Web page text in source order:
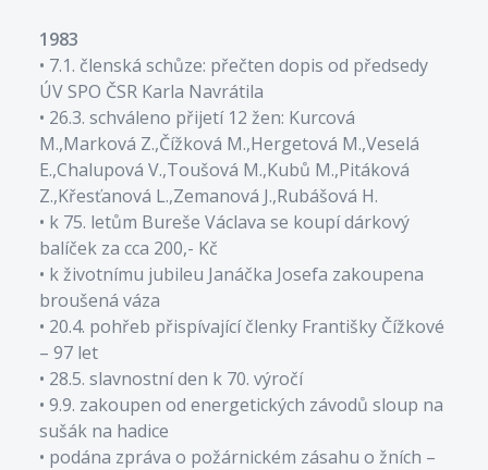
1983
• 7.1. členská schůze: přečten dopis od předsedy
ÚV SPO ČSR Karla Navrátila
• 26.3. schváleno přijetí 12 žen: Kurcová
M.,Marková Z.,Čížková M.,Hergetová M.,Veselá
E.,Chalupová V.,Toušová M.,Kubů M.,Pitáková
Z.,Křesťanová L.,Zemanová J.,Rubášová H.
• k 75. letům Bureše Václava se koupí dárkový
balíček za cca 200,- Kč
• k životnímu jubileu Janáčka Josefa zakoupena
broušená váza
• 20.4. pohřeb přispívající členky Františky Čížkové
– 97 let
• 28.5. slavnostní den k 70. výročí
• 9.9. zakoupen od energetických závodů sloup na
sušák na hadice
• podána zpráva o požárnickém zásahu o žních –